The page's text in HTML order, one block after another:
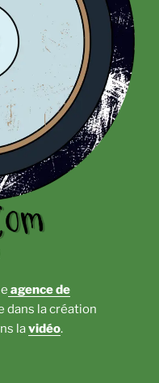
agence de
dans la création
lavidéo.